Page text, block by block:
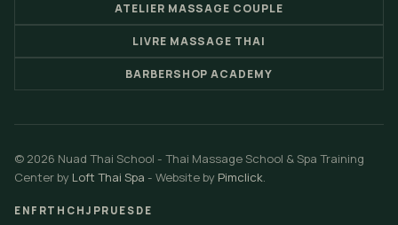
ATELIER MASSAGE COUPLE
LIVRE MASSAGE THAI
BARBERSHOP ACADEMY
© 2026 Nuad Thai School - Thai Massage School & Spa Training
Center by Loft Thai Spa - Website by Pimclick.
EN FRTH CHJPRU ES DE